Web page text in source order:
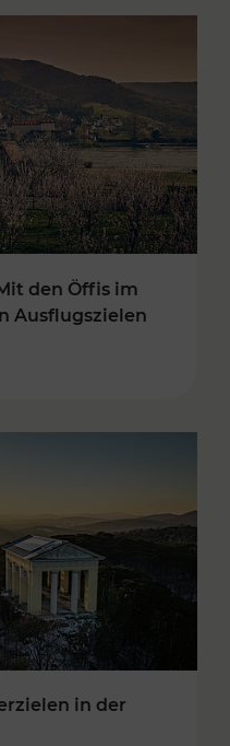
den Öffis im
Ausflugszielen
in der